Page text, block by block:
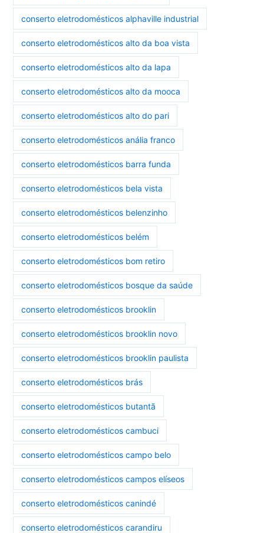
conserto eletrodomésticos alphaville industrial
conserto eletrodomésticos alto da boa vista
conserto eletrodomésticos alto da lapa
conserto eletrodomésticos alto da mooca
conserto eletrodomésticos alto do pari
conserto eletrodomésticos anália franco
conserto eletrodomésticos barra funda
conserto eletrodomésticos bela vista
conserto eletrodomésticos belenzinho
conserto eletrodomésticos belém
conserto eletrodomésticos bom retiro
conserto eletrodomésticos bosque da saúde
conserto eletrodomésticos brooklin
conserto eletrodomésticos brooklin novo
conserto eletrodomésticos brooklin paulista
conserto eletrodomésticos brás
conserto eletrodomésticos butantã
conserto eletrodomésticos cambuci
conserto eletrodomésticos campo belo
conserto eletrodomésticos campos elíseos
conserto eletrodomésticos canindé
conserto eletrodomésticos carandiru